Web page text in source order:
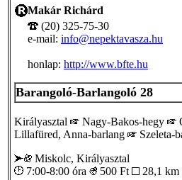
Makár Richárd
(20) 325-75-30
e-mail: info@nepektavasza.hu
honlap: http://www.bfte.hu
Barangoló-Barlangoló 28
Királyasztal Nagy-Bakos-hegy
Lillafüred, Anna-barlang
Szeleta-
Miskolc, Királyasztal
7:00-8:00 óra
500 Ft 28,1 km